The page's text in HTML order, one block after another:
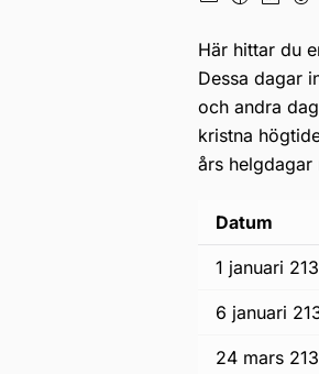
Här hittar du
Dessa dagar
och andra
kristna
års helgdagar
Datum
1 januari
6 januari
24 mars